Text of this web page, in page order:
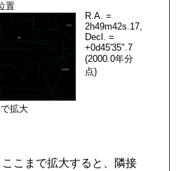
置
拡大
R.A. =
2h49m42s.17,
Decl. =
+0d45'35".7
(2000.0年分
点)
こまで拡大すると、隣接